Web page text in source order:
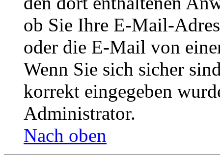
ob Sie Ihre E-Mail-
oder die E-Mail von
Wenn Sie sich sicher
korrekt eingegeben
Administrator.
Nach oben